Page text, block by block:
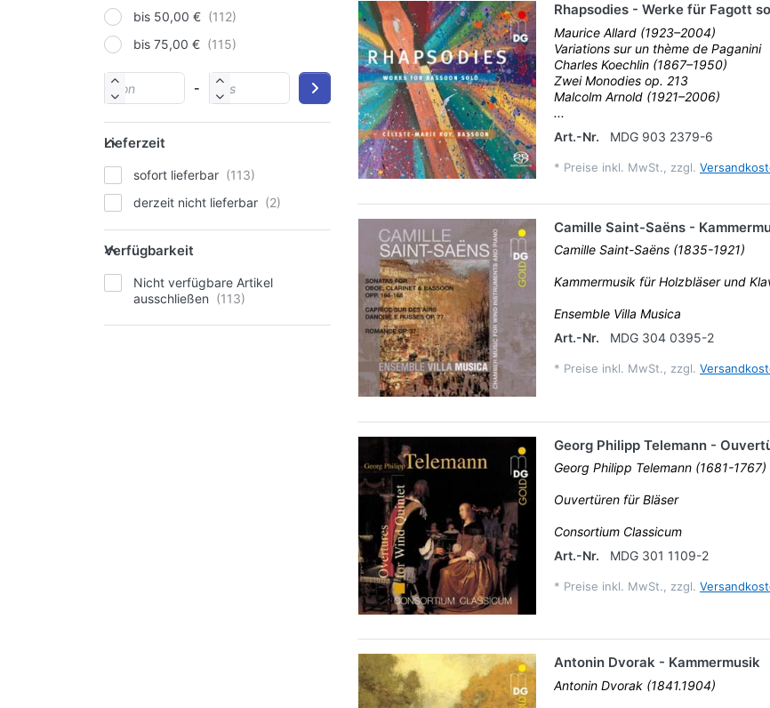
bis 50,00 €
bis 75,00 €
-
Lieferzeit
sofort lieferbar
derzeit nicht lieferbar
Verfügbarkeit
Nicht verfügbare Artikel
ausschließen
Rhapsodies - Werke für Fagott
Maurice Allard (1923–2004)
Variations sur un thème de Paganini
Charles Koechlin (1867–1950)
Zwei Monodies op. 213
Malcolm Arnold (1921–2006)
...
Art.-Nr.
MDG 903 2379-6
* Preise inkl. MwSt., zzgl.
Camille Saint-Saëns -
Camille Saint-Saëns (1835-1921)
Kammermusik für Holzbläser und
Ensemble Villa Musica
Art.-Nr.
MDG 304 0395-2
* Preise inkl. MwSt., zzgl.
Georg Philipp Telemann -
Georg Philipp Telemann (1681-1767)
Ouvertüren für Bläser
Consortium Classicum
Art.-Nr.
MDG 301 1109-2
* Preise inkl. MwSt., zzgl.
Antonin Dvorak - Kammermusik
Antonin Dvorak (1841.1904)